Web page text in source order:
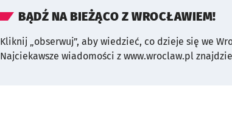
BĄDŹ NA BIEŻĄCO Z WROCŁAWIEM!
Kliknij „obserwuj”, aby wiedzieć, co dzieje się we
Najciekawsze wiadomości z www.wroclaw.pl